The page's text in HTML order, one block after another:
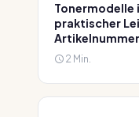
Tonermodelle
praktischer
2 Min.